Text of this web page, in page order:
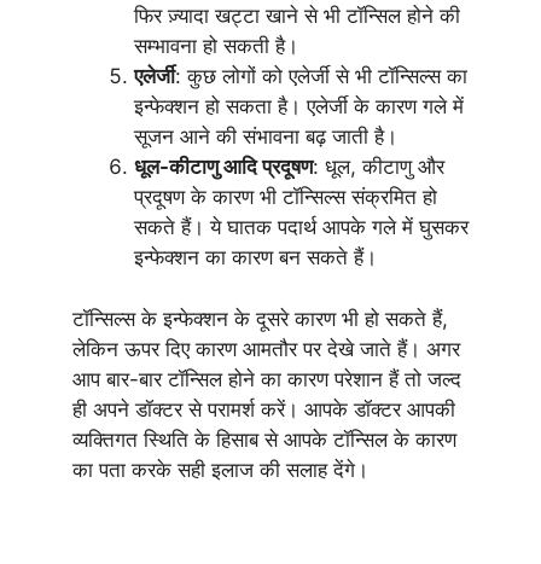
फिर ज़्यादा खट्टा खाने से भी टॉन्सिल होने की
सम्भावना हो सकती है।
एलेर्जी: कुछ लोगों को एलेर्जी से भी टॉन्सिल्स का
इन्फेक्शन हो सकता है। एलेर्जी के कारण गले में
सूजन आने की संभावना बढ़ जाती है।
धूल-कीटाणु आदि प्रदूषण: धूल, कीटाणु और
प्रदूषण के कारण भी टॉन्सिल्स संक्रमित हो
सकते हैं। ये घातक पदार्थ आपके गले में घुसकर
इन्फेक्शन का कारण बन सकते हैं।
टॉन्सिल्स के इन्फेक्शन के दूसरे कारण भी हो सकते हैं,
लेकिन ऊपर दिए कारण आमतौर पर देखे जाते हैं। अगर
आप बार-बार टॉन्सिल होने का कारण परेशान हैं तो जल्द
ही अपने डॉक्टर से परामर्श करें। आपके डॉक्टर आपकी
व्यक्तिगत स्थिति के हिसाब से आपके टॉन्सिल के कारण
का पता करके सही इलाज की सलाह देंगे।